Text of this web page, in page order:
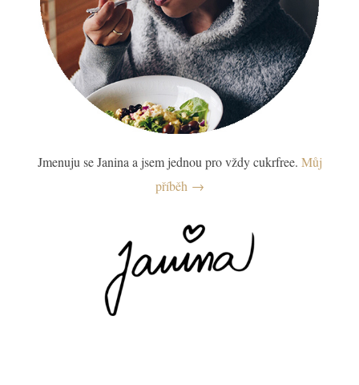
Jmenuju se Janina a jsem jednou pro vždy cukrfree. Můj
příběh →